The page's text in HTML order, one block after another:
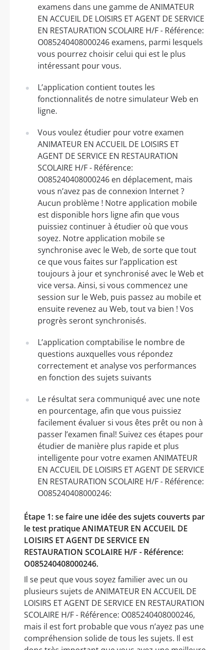
examens dans une gamme de ANIMATEUR
EN ACCUEIL DE LOISIRS ET AGENT DE SERVICE
EN RESTAURATION SCOLAIRE H/F - Référence:
O085240408000246 examens, parmi lesquels
vous pourrez choisir celui qui est le plus
intéressant pour vous.
L’application contient toutes les
fonctionnalités de notre simulateur Web en
ligne.
Vous voulez étudier pour votre examen
ANIMATEUR EN ACCUEIL DE LOISIRS ET
AGENT DE SERVICE EN RESTAURATION
SCOLAIRE H/F - Référence:
O085240408000246 en déplacement, mais
vous n’avez pas de connexion Internet ?
Aucun problème ! Notre application mobile
est disponible hors ligne afin que vous
puissiez continuer à étudier où que vous
soyez. Notre application mobile se
synchronise avec le Web, de sorte que tout
ce que vous faites sur l’application est
toujours à jour et synchronisé avec le Web et
vice versa. Ainsi, si vous commencez une
session sur le Web, puis passez au mobile et
ensuite revenez au Web, tout va bien ! Vos
progrès seront synchronisés.
L’application comptabilise le nombre de
questions auxquelles vous répondez
correctement et analyse vos performances
en fonction des sujets suivants
Le résultat sera communiqué avec une note
en pourcentage, afin que vous puissiez
facilement évaluer si vous êtes prêt ou non à
passer l’examen final! Suivez ces étapes pour
étudier de manière plus rapide et plus
intelligente pour votre examen ANIMATEUR
EN ACCUEIL DE LOISIRS ET AGENT DE SERVICE
EN RESTAURATION SCOLAIRE H/F - Référence:
O085240408000246:
Étape 1: se faire une idée des sujets couverts par
le test pratique ANIMATEUR EN ACCUEIL DE
LOISIRS ET AGENT DE SERVICE EN
RESTAURATION SCOLAIRE H/F - Référence:
O085240408000246.
Il se peut que vous soyez familier avec un ou
plusieurs sujets de ANIMATEUR EN ACCUEIL DE
LOISIRS ET AGENT DE SERVICE EN RESTAURATION
SCOLAIRE H/F - Référence: O085240408000246,
mais il est fort probable que vous n’ayez pas une
compréhension solide de tous les sujets. Il est